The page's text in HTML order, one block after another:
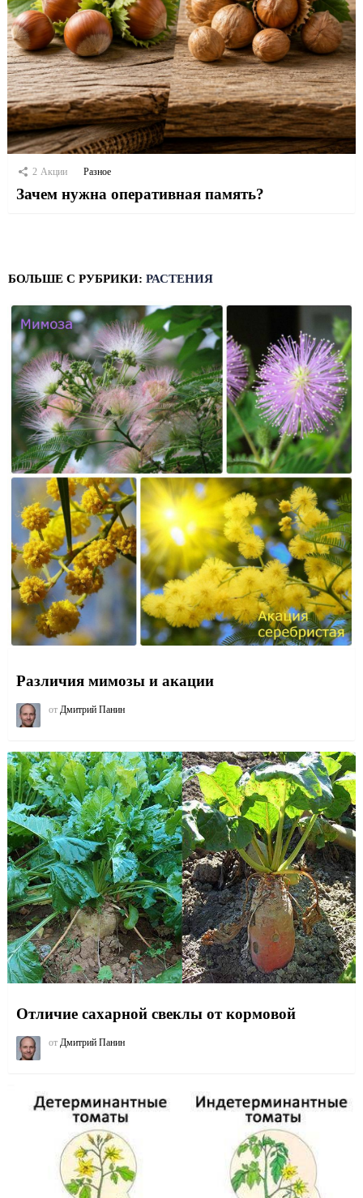
2 Акции Разное
Зачем нужна оперативная память?
БОЛЬШЕ С РУБРИКИ: РАСТЕНИЯ
Различия мимозы и акации
от Дмитрий Панин
Отличие сахарной свеклы от кормовой
от Дмитрий Панин